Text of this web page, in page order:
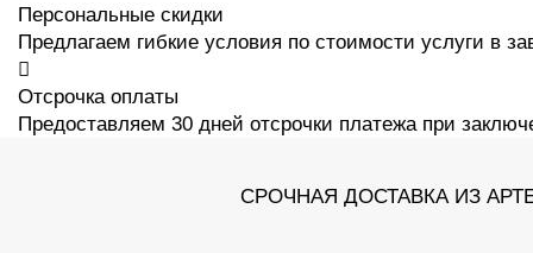
Персональные скидки
Предлагаем гибкие условия по стоимости услуги в
Отсрочка оплаты
Предоставляем 30 дней отсрочки платежа при
СРОЧНАЯ ДОСТАВКА ИЗ